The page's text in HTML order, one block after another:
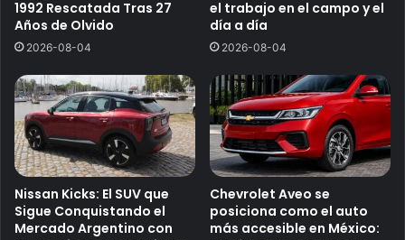
1992 Rescatada Tras 27
Años de Olvido
2026-08-04
el trabajo en el campo y el
día a día
2026-08-04
Nissan Kicks: El SUV que
Sigue Conquistando el
Mercado Argentino con
Chevrolet Aveo se
posiciona como el auto
más accesible en México: